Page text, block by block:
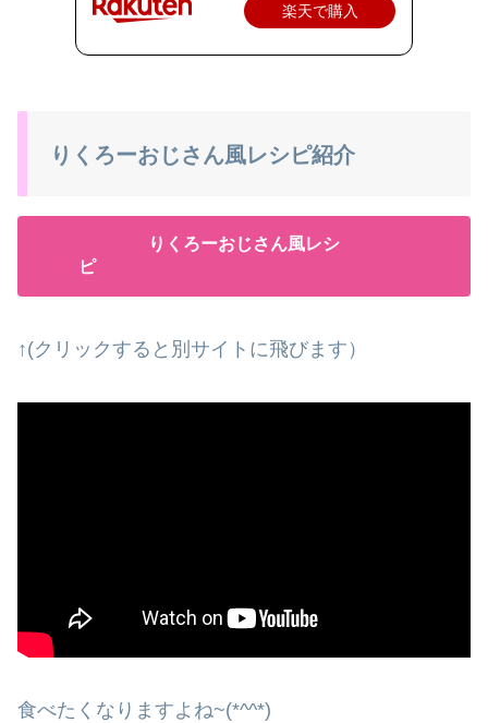
楽天で購入
りくろーおじさん風レシピ紹介
りくろーおじさん風レシ
ピ
↑(クリックすると別サイトに飛びます）
食べたくなりますよね~(*^^*)